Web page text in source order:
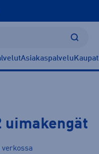
Asiakaspalvelu Kaupat
uimakengät
verkossa